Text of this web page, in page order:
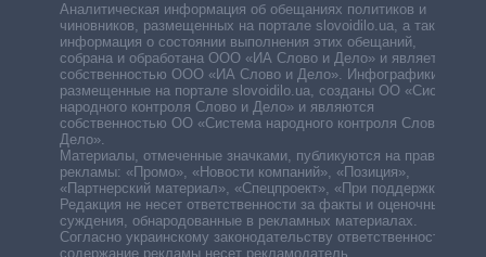
Аналитическая информация об обещаниях политиков и
чиновников, размещенных на портале slovoidilo.ua, а также
информация о состоянии выполнения этих обещаний,
собрана и обработана ООО «ИА Слово и Дело» и является
собственностью ООО «ИА Слово и Дело». Инфографики,
размещенные на портале slovoidilo.ua, созданы ОО «Система
народного контроля Слово и Дело» и являются
собственностью ОО «Система народного контроля Слово и
Дело».
Материалы, отмеченные значками, публикуются на правах
рекламы: «Промо», «Новости компаний», «Позиция»,
«Партнерский материал», «Спецпроект», «При поддержке».
Редакция не несет ответственности за факты и оценочные
суждения, обнародованные в рекламных материалах.
Согласно украинскому законодательству ответственность за
содержание рекламы несет рекламодатель.